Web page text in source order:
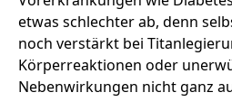
etwas schlechter ab, denn
noch verstärkt bei
Körperreaktionen oder
Nebenwirkungen nicht ganz